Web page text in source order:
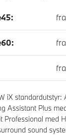
iX standardutstyr:
Assistant Plus
Professional med
sound